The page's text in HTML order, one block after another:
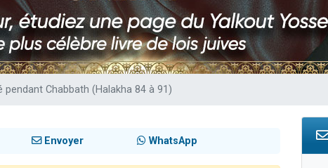
de nous rejoindre sur WhatsApp
de nous rejoindre sur WhatsApp
de nous rejoindre sur WhatsApp
pendant Chabbath (Halakha 84 à 91)
Envoyer WhatsApp